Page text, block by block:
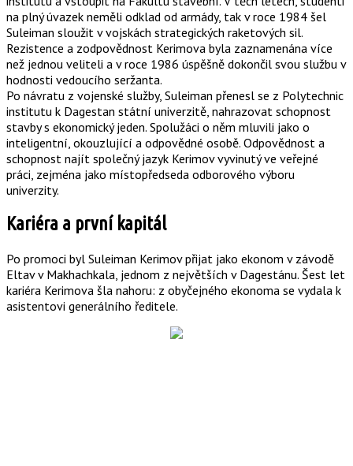
na plný úvazek neměli odklad od armády, tak v roce 1984 šel
Suleiman sloužit v vojskách strategických raketových sil.
Rezistence a zodpovědnost Kerimova byla zaznamenána více
než jednou veliteli a v roce 1986 úspěšně dokončil svou službu v
hodnosti vedoucího seržanta.
Po návratu z vojenské služby, Suleiman přenesl se z Polytechnic
institutu k Dagestan státní univerzitě, nahrazovat schopnost
stavby s ekonomický jeden. Spolužáci o něm mluvili jako o
inteligentní, okouzlující a odpovědné osobě. Odpovědnost a
schopnost najít společný jazyk Kerimov vyvinutý ve veřejné
práci, zejména jako místopředseda odborového výboru
univerzity.
Kariéra a první kapitál
Po promoci byl Suleiman Kerimov přijat jako ekonom v závodě
Eltav v Makhachkala, jednom z největších v Dagestánu. Šest let
kariéra Kerimova šla nahoru: z obyčejného ekonoma se vydala k
asistentovi generálního ředitele.